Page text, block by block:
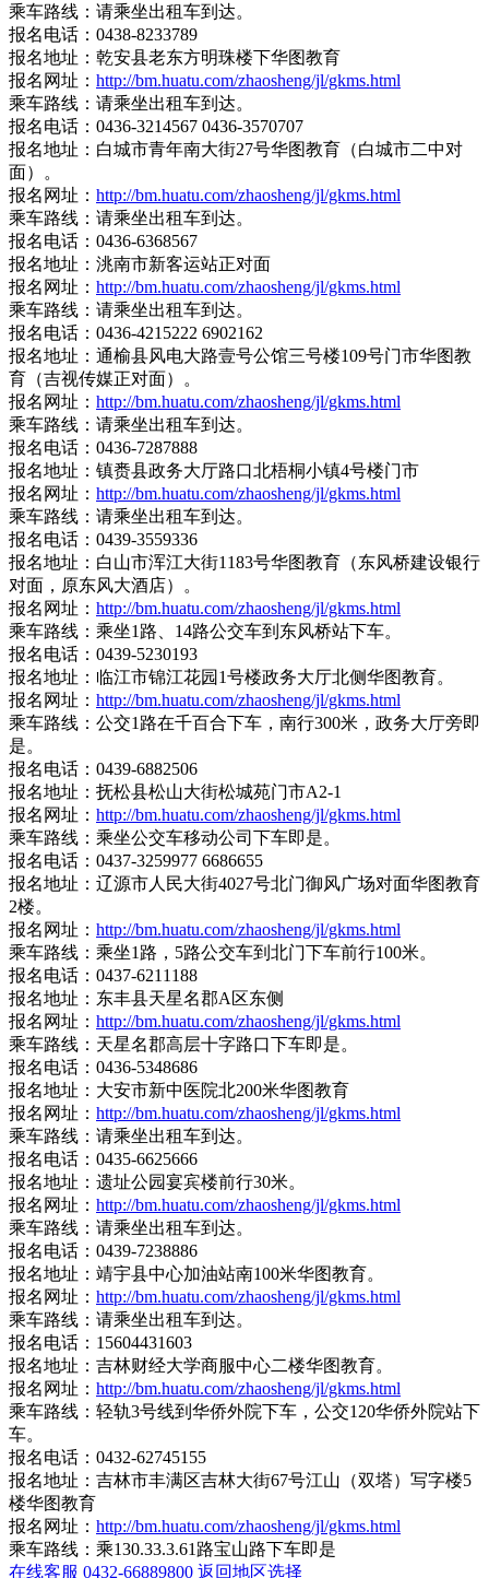
乘车路线：请乘坐出租车到达。
报名电话：0438-8233789
报名地址：乾安县老东方明珠楼下华图教育
报名网址： http://bm.huatu.com/zhaosheng/jl/gkms.html
乘车路线：请乘坐出租车到达。
报名电话：0436-3214567 0436-3570707
报名地址：白城市青年南大街27号华图教育（白城市二中对
面）。
报名网址： http://bm.huatu.com/zhaosheng/jl/gkms.html
乘车路线：请乘坐出租车到达。
报名电话：0436-6368567
报名地址：洮南市新客运站正对面
报名网址： http://bm.huatu.com/zhaosheng/jl/gkms.html
乘车路线：请乘坐出租车到达。
报名电话：0436-4215222 6902162
报名地址：通榆县风电大路壹号公馆三号楼109号门市华图教
育（吉视传媒正对面）。
报名网址： http://bm.huatu.com/zhaosheng/jl/gkms.html
乘车路线：请乘坐出租车到达。
报名电话：0436-7287888
报名地址：镇赉县政务大厅路口北梧桐小镇4号楼门市
报名网址： http://bm.huatu.com/zhaosheng/jl/gkms.html
乘车路线：请乘坐出租车到达。
报名电话：0439-3559336
报名地址：白山市浑江大街1183号华图教育（东风桥建设银行
对面，原东风大酒店）。
报名网址： http://bm.huatu.com/zhaosheng/jl/gkms.html
乘车路线：乘坐1路、14路公交车到东风桥站下车。
报名电话：0439-5230193
报名地址：临江市锦江花园1号楼政务大厅北侧华图教育。
报名网址： http://bm.huatu.com/zhaosheng/jl/gkms.html
乘车路线：公交1路在千百合下车，南行300米，政务大厅旁即
是。
报名电话：0439-6882506
报名地址：抚松县松山大街松城苑门市A2-1
报名网址： http://bm.huatu.com/zhaosheng/jl/gkms.html
乘车路线：乘坐公交车移动公司下车即是。
报名电话：0437-3259977 6686655
报名地址：辽源市人民大街4027号北门御风广场对面华图教育
2楼。
报名网址： http://bm.huatu.com/zhaosheng/jl/gkms.html
乘车路线：乘坐1路，5路公交车到北门下车前行100米。
报名电话：0437-6211188
报名地址：东丰县天星名郡A区东侧
报名网址： http://bm.huatu.com/zhaosheng/jl/gkms.html
乘车路线：天星名郡高层十字路口下车即是。
报名电话：0436-5348686
报名地址：大安市新中医院北200米华图教育
报名网址： http://bm.huatu.com/zhaosheng/jl/gkms.html
乘车路线：请乘坐出租车到达。
报名电话：0435-6625666
报名地址：遗址公园宴宾楼前行30米。
报名网址： http://bm.huatu.com/zhaosheng/jl/gkms.html
乘车路线：请乘坐出租车到达。
报名电话：0439-7238886
报名地址：靖宇县中心加油站南100米华图教育。
报名网址： http://bm.huatu.com/zhaosheng/jl/gkms.html
乘车路线：请乘坐出租车到达。
报名电话：15604431603
报名地址：吉林财经大学商服中心二楼华图教育。
报名网址： http://bm.huatu.com/zhaosheng/jl/gkms.html
乘车路线：轻轨3号线到华侨外院下车，公交120华侨外院站下
车。
报名电话：0432-62745155
报名地址：吉林市丰满区吉林大街67号江山（双塔）写字楼5
楼华图教育
报名网址： http://bm.huatu.com/zhaosheng/jl/gkms.html
乘车路线：乘130.33.3.61路宝山路下车即是
在线客服 0432-66889800 返回地区选择